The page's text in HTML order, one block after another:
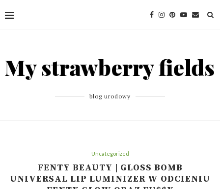
blog urodowy
Uncategorized
FENTY BEAUTY | GLOSS BOMB
UNIVERSAL LIP LUMINIZER W ODCIENIU